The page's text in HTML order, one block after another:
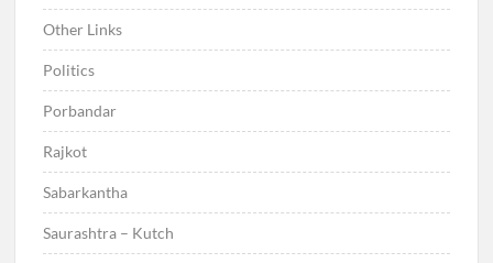
Other Links
Politics
Porbandar
Rajkot
Sabarkantha
Saurashtra – Kutch